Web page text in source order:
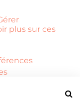
plus sur ces